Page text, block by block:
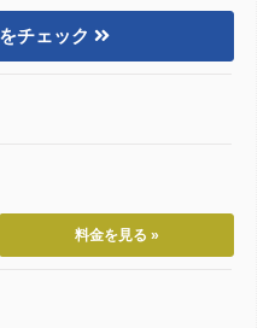
チェック
料金を見る »